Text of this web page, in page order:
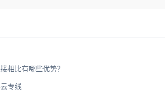
相比有哪些优势？
专线